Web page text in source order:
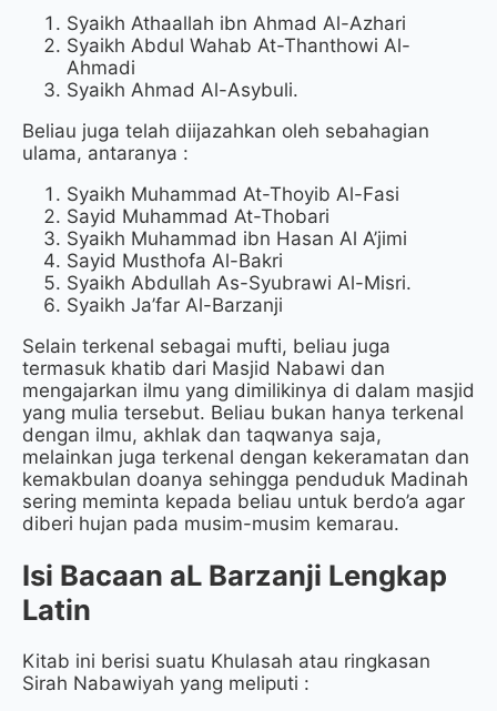
Syaikh Athaallah ibn Ahmad Al-Azhari
Syaikh Abdul Wahab At-Thanthowi Al-
Ahmadi
Syaikh Ahmad Al-Asybuli.
Beliau juga telah diijazahkan oleh sebahagian
ulama, antaranya :
Syaikh Muhammad At-Thoyib Al-Fasi
Sayid Muhammad At-Thobari
Syaikh Muhammad ibn Hasan Al A’jimi
Sayid Musthofa Al-Bakri
Syaikh Abdullah As-Syubrawi Al-Misri.
Syaikh Ja’far Al-Barzanji
Selain terkenal sebagai mufti, beliau juga
termasuk khatib dari Masjid Nabawi dan
mengajarkan ilmu yang dimilikinya di dalam masjid
yang mulia tersebut. Beliau bukan hanya terkenal
dengan ilmu, akhlak dan taqwanya saja,
melainkan juga terkenal dengan kekeramatan dan
kemakbulan doanya sehingga penduduk Madinah
sering meminta kepada beliau untuk berdo’a agar
diberi hujan pada musim-musim kemarau.
Isi Bacaan aL Barzanji Lengkap
Latin
Kitab ini berisi suatu Khulasah atau ringkasan
Sirah Nabawiyah yang meliputi :